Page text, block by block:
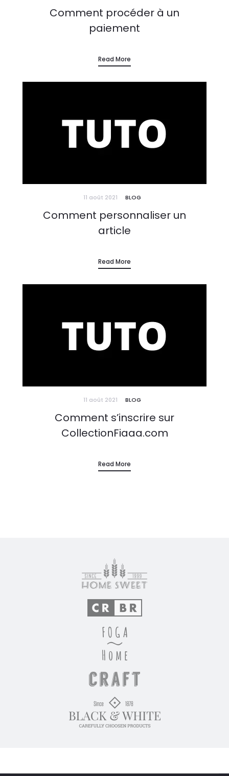
Comment procéder à un
paiement
Read More
11 août 2021 BLOG
Comment personnaliser un
article
Read More
11 août 2021 BLOG
Comment s’inscrire sur
CollectionFiaaa.com
Read More